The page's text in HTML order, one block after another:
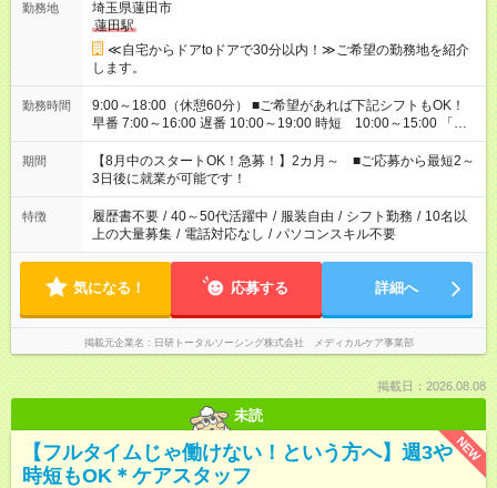
勤務地
埼玉県蓮田市
蓮田駅
≪自宅からドアtoドアで30分以内！≫ご希望の勤務地を紹介
します。
勤務時間
9:00～18:00（休憩60分） ■ご希望があれば下記シフトもOK！
早番 7:00～16:00 遅番 10:00～19:00 時短 10:00～15:00 「家
族と休みを合わせたい」 「余裕を持って夕飯の準備がしたい」
「できれば残業はしたくない」 など、ご希望を教えてください
ね。 ※Wワーク希望の方へ 今ご覧のお仕事で希望する勤務時間
と、もう1つのお仕事の勤務時間。 合計で週40時間を超える場
合は応募できません。
期間
【8月中のスタートOK！急募！】2カ月～ ■ご応募から最短2～
3日後に就業が可能です！
特徴 履歴書不要 / 40～50代活躍中 / 服装自由 / シフト勤務 / 10名以
上の大量募集 / 電話対応なし / パソコンスキル不要
気になる！ 応募する 詳細へ
掲載元企業名 日研トータルソーシング株式会社 メディカルケア事業部
掲載日：2026.08.08
未読
NEW
【フルタイムじゃ働けない！という方へ】週3や
時短もOK＊ケアスタッフ